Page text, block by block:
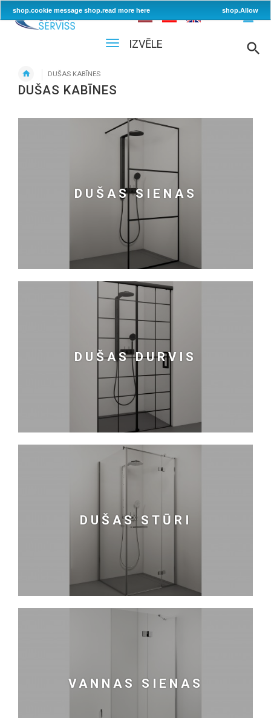
IZVĒLE
DUŠAS KABĪNES
DUŠAS KABĪNES
DUŠAS SIENAS
DUŠAS DURVIS
DUŠAS STŪRI
VANNAS SIENAS
shop.cookie message shop.read more here shop.Allow